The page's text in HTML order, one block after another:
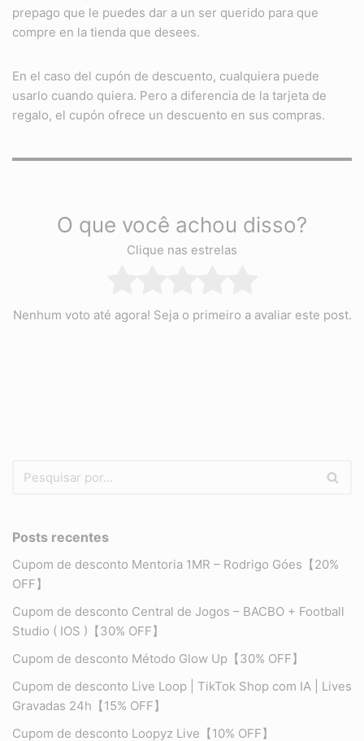
prepago que le puedes dar a un ser querido para que
compre en la tienda que desees.
En el caso del cupón de descuento, cualquiera puede
usarlo cuando quiera. Pero a diferencia de la tarjeta de
regalo, el cupón ofrece un descuento en sus compras.
O que você achou disso?
Clique nas estrelas
Nenhum voto até agora! Seja o primeiro a avaliar este post.
Posts recentes
Cupom de desconto Mentoria 1MR – Rodrigo Góes【20%
OFF】
Cupom de desconto Central de Jogos – BACBO + Football
Studio ( IOS )【30% OFF】
Cupom de desconto Método Glow Up【30% OFF】
Cupom de desconto Live Loop | TikTok Shop com IA | Lives
Gravadas 24h【15% OFF】
Cupom de desconto Loopyz Live【10% OFF】